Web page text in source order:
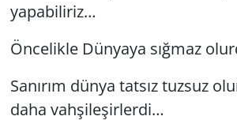
yapabiliriz…
Öncelikle Dünyaya sığmaz
Sanırım dünya tatsız tuzsuz
daha vahşileşirlerdi…